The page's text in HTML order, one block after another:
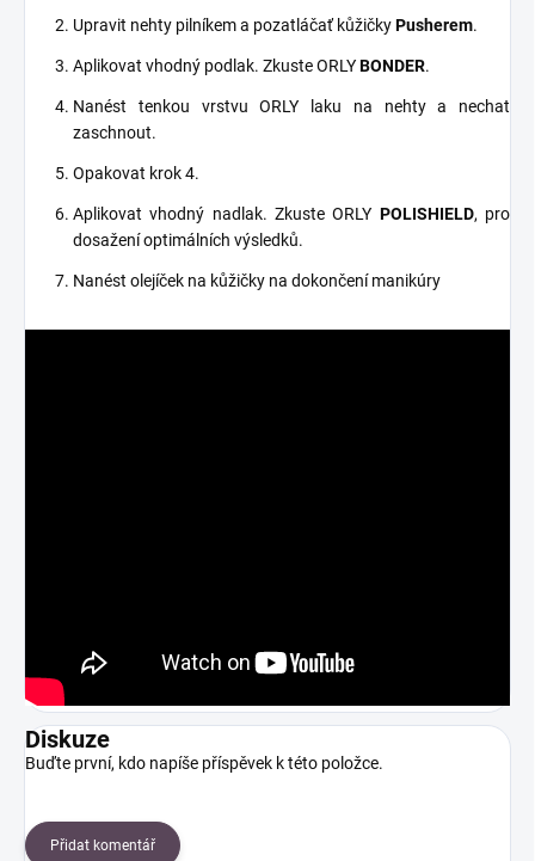
Upravit nehty pilníkem a pozatláčať kůžičkyPusherem.
Aplikovat vhodný podlak. Zkuste ORLYBONDER.
Nanést tenkou vrstvu ORLY laku na nehty a nechat
zaschnout.
Opakovat krok 4.
Aplikovat vhodný nadlak. Zkuste ORLY POLISHIELD, pro
dosažení optimálních výsledků.
Nanést olejíček na kůžičky na dokončení manikúry
Diskuze
Buďte první, kdo napíše příspěvek k této položce.
Přidat komentář